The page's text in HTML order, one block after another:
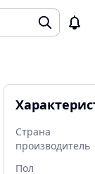
Страна
производитель
Пол